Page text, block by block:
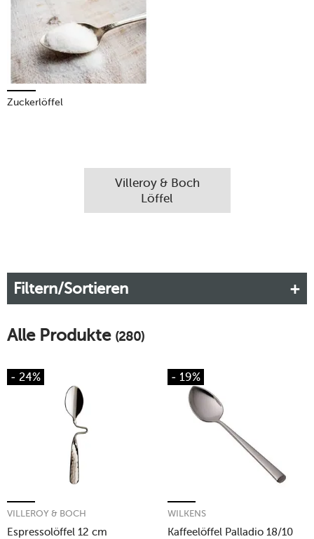
Zuckerlöffel
Villeroy & Boch
Löffel
Filtern/Sortieren
Alle Produkte (280)
- 24%
Espressolöffel 12 cm
VILLEROY & BOCH
- 19%
Kaffeelöffel Palladio 18/10
WILKENS